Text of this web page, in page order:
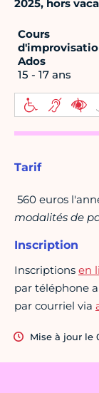
2025, hors
Cours
Ados
15 - 17 ans
Tarif
560 euros
modalités de
Inscription
Inscriptions en
par téléphone
par courriel via
Mise à jour le